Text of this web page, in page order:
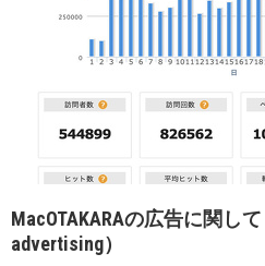
MacOTAKARAの広告に関し
advertising）